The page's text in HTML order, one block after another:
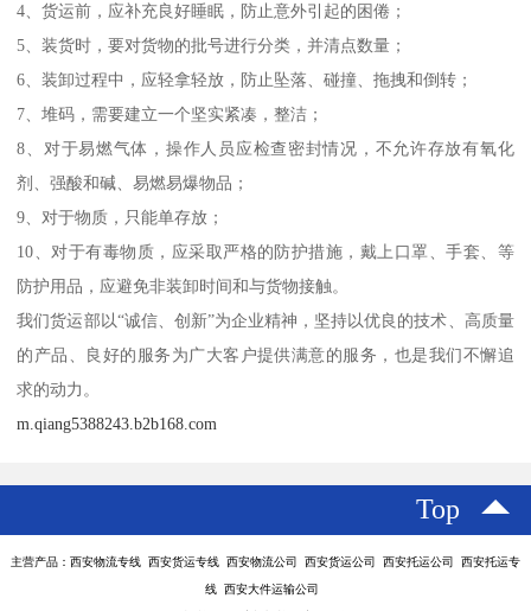
4、货运前，应补充良好睡眠，防止意外引起的困倦；
5、装货时，要对货物的批号进行分类，并清点数量；
6、装卸过程中，应轻拿轻放，防止坠落、碰撞、拖拽和倒转；
7、堆码，需要建立一个坚实紧凑，整洁；
8、对于易燃气体，操作人员应检查密封情况，不允许存放有氧化
剂、强酸和碱、易燃易爆物品；
9、对于物质，只能单存放；
10、对于有毒物质，应采取严格的防护措施，戴上口罩、手套、等
防护用品，应避免非装卸时间和与货物接触。
我们货运部以“诚信、创新”为企业精神，坚持以优良的技术、高质量
的产品、良好的服务为广大客户提供满意的服务，也是我们不懈追
求的动力。
m.qiang5388243.b2b168.com
Top
主营产品：西安物流专线 西安货运专线 西安物流公司 西安货运公司 西安托运公司 西安托运专
线 西安大件运输公司